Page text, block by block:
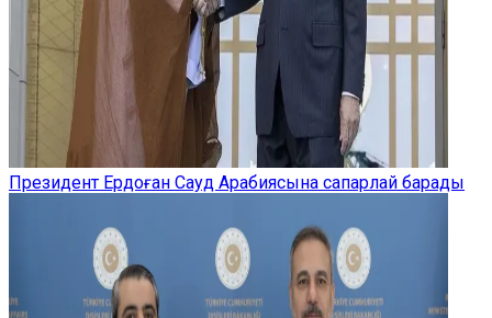
Президент Ердоған Сауд Арабиясына сапарлай барады